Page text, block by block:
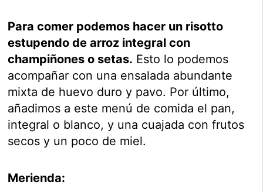
Para comer podemos hacer un risotto
estupendo de arroz integral con
champiñones o setas. Esto lo podemos
acompañar con una ensalada abundante
mixta de huevo duro y pavo. Por último,
añadimos a este menú de comida el pan,
integral o blanco, y una cuajada con frutos
secos y un poco de miel.
Merienda: